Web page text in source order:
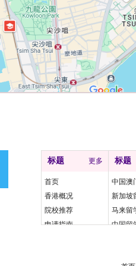
标题 更多
首页
香港概况
院校推荐
申请指南
标题
中国澳
新加坡
马来留
中国留